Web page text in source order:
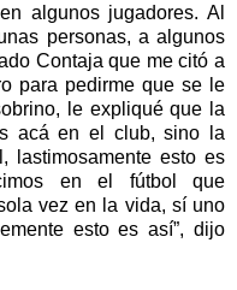
algunos jugadores. Al
personas, a algunos
Contaja que me citó a
para pedirme que se le
le expliqué que la
acá en el club, sino la
lastimosamente esto es
en el fútbol que
vez en la vida, sí uno
esto es así”, dijo